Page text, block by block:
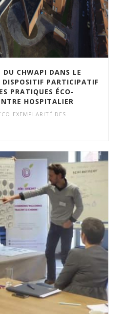
CHWAPI DANS LE
DISPOSITIF PARTICIPATIF
PRATIQUES ÉCO-
HOSPITALIER
EXEMPLARITÉ DES